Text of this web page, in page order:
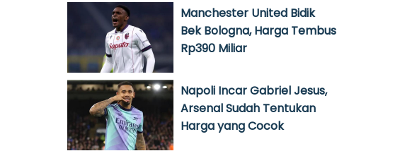
Manchester United Bidik
Bek Bologna, Harga Tembus
Rp390 Miliar
Napoli Incar Gabriel Jesus,
Arsenal Sudah Tentukan
Harga yang Cocok